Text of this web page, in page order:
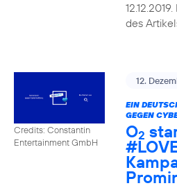
des
Credits: Constantin
Entertainment GmbH
12.
EIN
GEGEN
O2